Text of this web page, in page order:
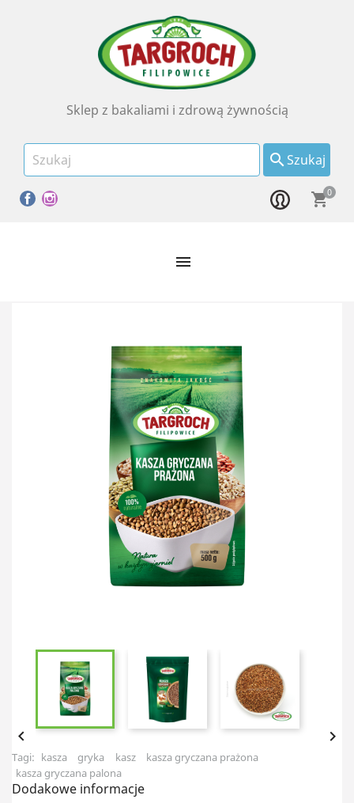
Szukaj
Sklep z bakaliami i zdrową żywnością
Facebook shopping_cart0

 
Tagi: kasza gryka kasz
kasza gryczana prażona
kasza gryczana palona
Dodakowe informacje